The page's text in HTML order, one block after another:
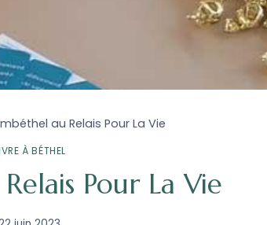
au Relais Pour La Vie
À BÉTHEL
Pour La Vie